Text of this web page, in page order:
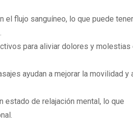
el flujo sanguíneo, lo que puede
para aliviar dolores y molestias
ayudan a mejorar la movilidad y
estado de relajación mental, lo que